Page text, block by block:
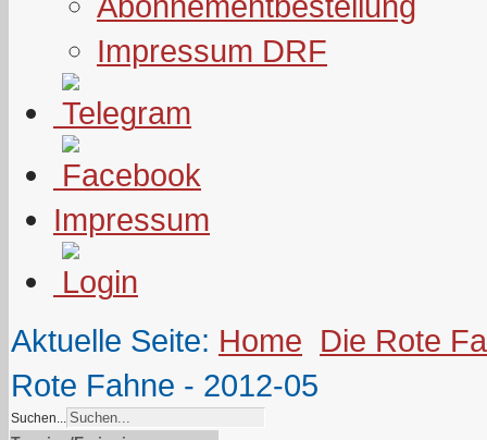
Impressum DRF
Impressum
Aktuelle Seite: Home Die Rote
Rote Fahne - 2012-05
Suchen...